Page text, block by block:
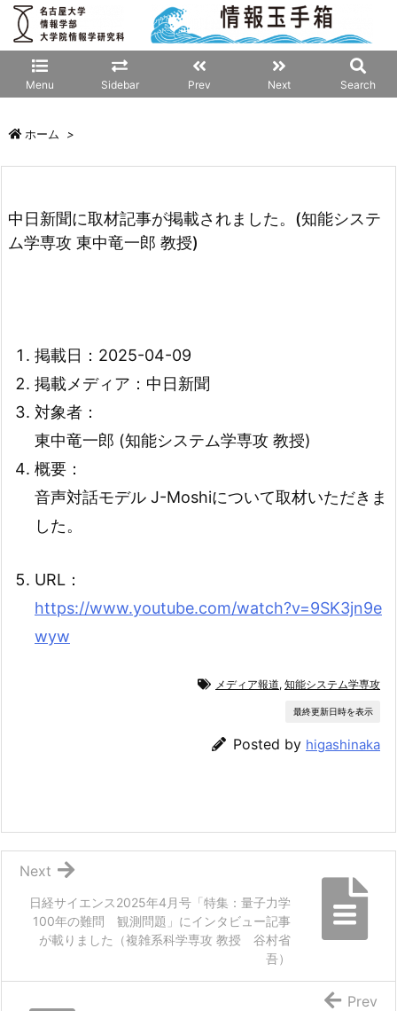
Menu Sidebar Prev Next Search
ホーム >
中日新聞に取材記事が掲載されました。(知能システ
ム学専攻 東中竜一郎 教授)
掲載日：2025-04-09
掲載メディア：中日新聞
対象者：
東中竜一郎 (知能システム学専攻 教授)
概要：
音声対話モデル J-Moshiについて取材いただきま
した。
URL：
https://www.youtube.com/watch?v=9SK3jn9e
wyw
メディア報道, 知能システム学専攻
最終更新日時を表示
Posted by higashinaka
日経サイエンス2025年4月号「特集：量子力学
100年の難問 観測問題」にインタビュー記事
が載りました（複雑系科学専攻 教授 谷村省
吾）
Next
Prev